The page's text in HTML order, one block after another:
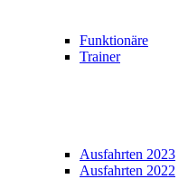
Funktionäre
Trainer
Ausfahrten 2023
Ausfahrten 2022